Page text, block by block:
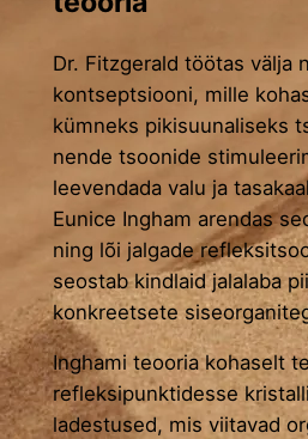
Dr. Fitzgerald töötas välja
kontseptsiooni, mille
kümneks pikisuunaliseks
nende tsoonide
leevendada valu ja
Eunice Ingham arendas
ning lõi jalgade
seostab kindlaid jalalaba
konkreetsete
Inghami teooria kohaselt
refleksipunktidesse
ladestused, mis viitavad